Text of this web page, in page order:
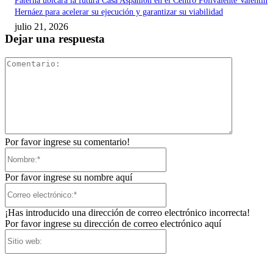
Hernáez para acelerar su ejecución y garantizar su viabilidad
julio 21, 2026
Dejar una respuesta
Por favor ingrese su comentario!
Por favor ingrese su nombre aquí
¡Has introducido una dirección de correo electrónico incorrecta!
Por favor ingrese su dirección de correo electrónico aquí